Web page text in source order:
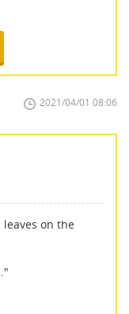
2021/04/01 08:06
leaves on the